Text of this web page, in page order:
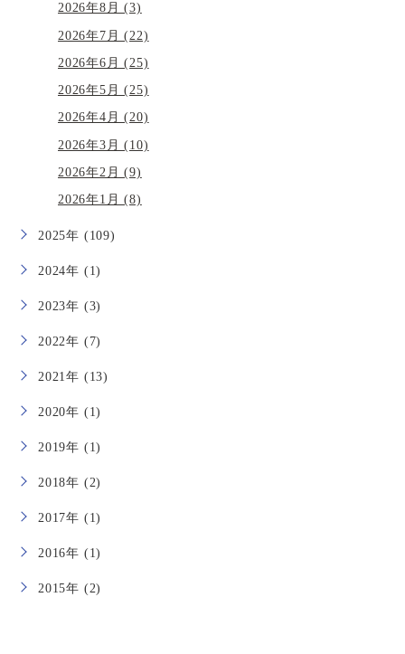
2026年8月 (3)
2026年7月 (22)
2026年6月 (25)
2026年5月 (25)
2026年4月 (20)
2026年3月 (10)
2026年2月 (9)
2026年1月 (8)
2025年 (109)
2024年 (1)
2023年 (3)
2022年 (7)
2021年 (13)
2020年 (1)
2019年 (1)
2018年 (2)
2017年 (1)
2016年 (1)
2015年 (2)